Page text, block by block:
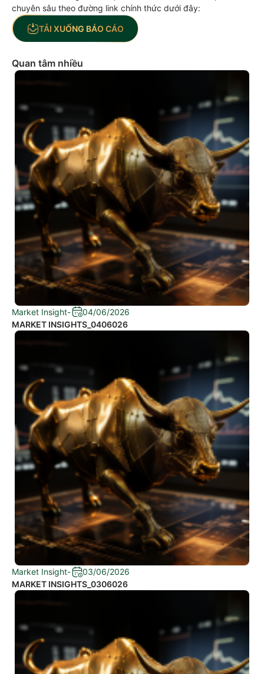
chuyên sâu theo đường link chính thức dưới đây:
TẢI XUỐNG BÁO CÁO
Quan tâm nhiều
Market Insight-
04/06/2026
MARKET INSIGHTS_0406026
Market Insight-
03/06/2026
MARKET INSIGHTS_0306026